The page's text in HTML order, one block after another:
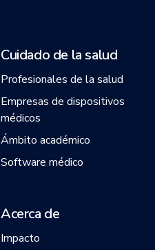
Cuidado de la salud
Profesionales de la salud
Empresas de dispositivos
médicos
Ámbito académico
Software médico
Acerca de
Impacto